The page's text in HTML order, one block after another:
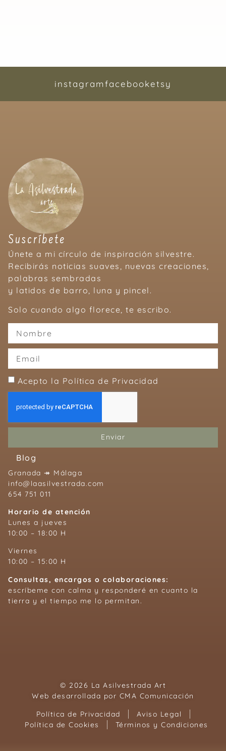
instagramfacebooketsy
Suscríbete
Únete a mi círculo de inspiración silvestre.
Recibirás noticias suaves, nuevas creaciones,
palabras sembradas
y latidos de barro, luna y pincel.
Solo cuando algo florece, te escribo.
Acepto la Política de Privacidad
Enviar
Blog
Granada ↠ Málaga
info@laasilvestrada.com
654 751 011
Horario de atención
Lunes a jueves
10:00 – 18:00 H
Viernes
10:00 – 15:00 H
Consultas, encargos o colaboraciones:
escríbeme con calma y responderé en cuanto la
tierra y el tiempo me lo permitan.
© 2026 La Asilvestrada Art
Web desarrollada por CMA Comunicación
Política de Privacidad
Aviso Legal
Política de Cookies
Términos y Condiciones